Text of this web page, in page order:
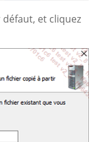
et cliquez